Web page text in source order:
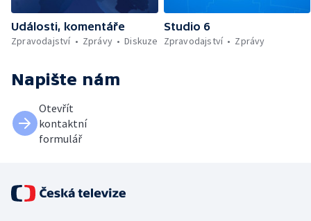
Události, komentáře
Zpravodajství
Zprávy Diskuze
Studio 6
Zpravodajství
Zprávy
Napište nám
Otevřít
kontaktní
formulář